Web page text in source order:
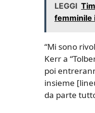
LEGGI
femminile
“Mi sono
Kerr a
poi
insieme
da parte